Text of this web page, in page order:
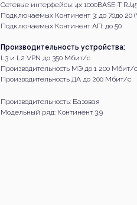
Сетевые интерфейсы: 4х 1000BASE-T
Подключаемых Континент 3: до 70до 20
Подключаемых Континент АП: до 50
Производительность устройства:
L3 и L2 VPN до 350 Мбит/с
Производительность МЭ до 1 200 Мбит/с
Производительность ДА до 200 Мбит/с
Производительность: Базовая
Модельный ряд: Континент 3.9